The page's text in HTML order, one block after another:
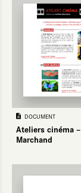
DOCUMENT
Ateliers cinéma
Marchand